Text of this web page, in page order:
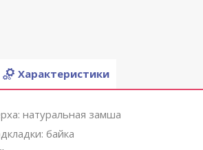
Характеристики
натуральная замша
байка